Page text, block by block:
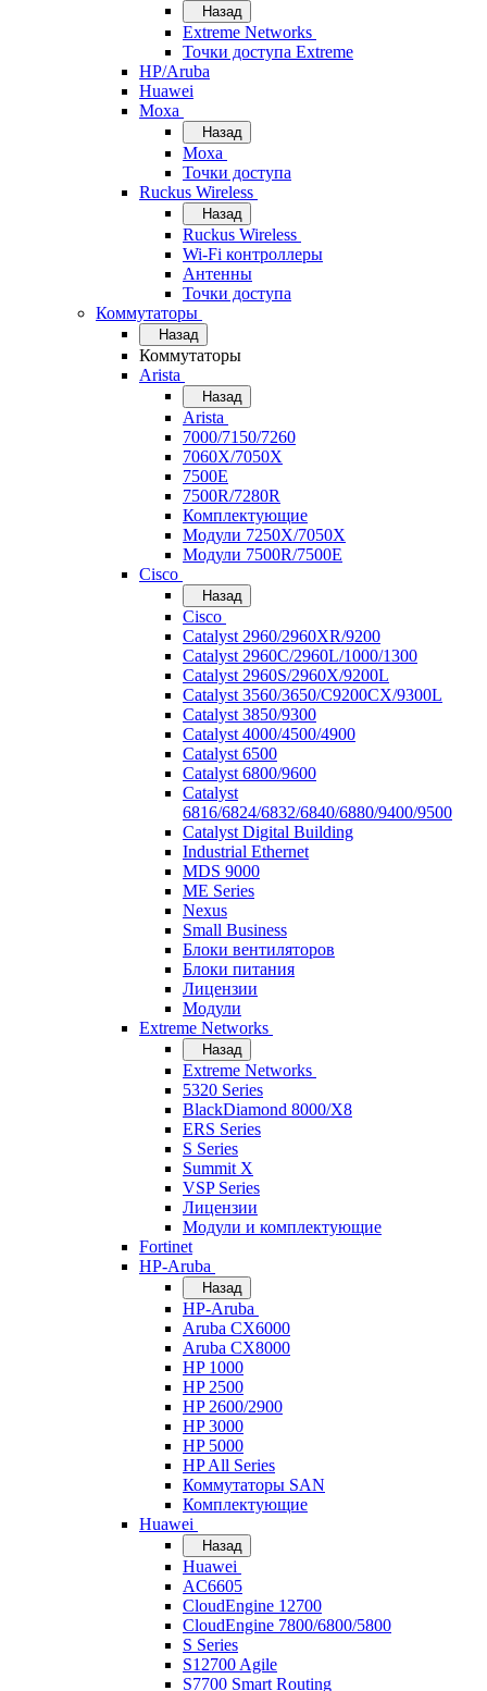
Назад
Extreme Networks
Точки доступа Extreme
HP/Aruba
Huawei
Moxa
Назад
Moxa
Точки доступа
Ruckus Wireless
Назад
Ruckus Wireless
Wi-Fi контроллеры
Антенны
Точки доступа
Коммутаторы
Назад
Коммутаторы
Arista
Назад
Arista
7000/7150/7260
7060X/7050X
7500E
7500R/7280R
Комплектующие
Модули 7250X/7050X
Модули 7500R/7500E
Cisco
Назад
Cisco
Catalyst 2960/2960XR/9200
Catalyst 2960C/2960L/1000/1300
Catalyst 2960S/2960X/9200L
Catalyst 3560/3650/C9200CX/9300L
Catalyst 3850/9300
Catalyst 4000/4500/4900
Catalyst 6500
Catalyst 6800/9600
Catalyst
6816/6824/6832/6840/6880/9400/9500
Catalyst Digital Building
Industrial Ethernet
MDS 9000
ME Series
Nexus
Small Business
Блоки вентиляторов
Блоки питания
Лицензии
Модули
Extreme Networks
Назад
Extreme Networks
5320 Series
BlackDiamond 8000/X8
ERS Series
S Series
Summit X
VSP Series
Лицензии
Модули и комплектующие
Fortinet
HP-Aruba
Назад
HP-Aruba
Aruba CX6000
Aruba CX8000
HP 1000
HP 2500
HP 2600/2900
HP 3000
HP 5000
HP All Series
Коммутаторы SAN
Комплектующие
Huawei
Назад
Huawei
AC6605
CloudEngine 12700
CloudEngine 7800/6800/5800
S Series
S12700 Agile
S7700 Smart Routing